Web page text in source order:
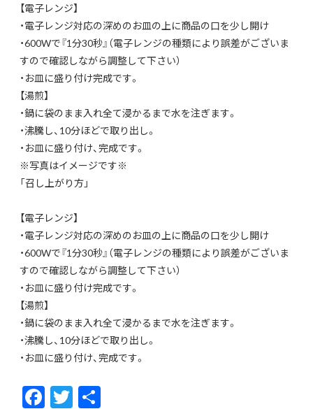
【電子レンジ】
・電子レンジ対応の深めのお皿の上に商品の口を少し開け
・600Wで『1分30秒』（電子レンジの種類により誤差がございま
すので確認しながら調整して下さい）
・お皿に盛り付け完成です。
【湯煎】
・鍋に袋のまま入れ全て浸かるまで水を注ぎます。
・沸騰し、10分ほどで取り出し。
・お皿に盛り付け、完成です。
※写真はイメージです※
「召し上がり方」
【電子レンジ】
・電子レンジ対応の深めのお皿の上に商品の口を少し開け
・600Wで『1分30秒』（電子レンジの種類により誤差がございま
すので確認しながら調整して下さい）
・お皿に盛り付け完成です。
【湯煎】
・鍋に袋のまま入れ全て浸かるまで水を注ぎます。
・沸騰し、10分ほどで取り出し。
・お皿に盛り付け、完成です。
F T